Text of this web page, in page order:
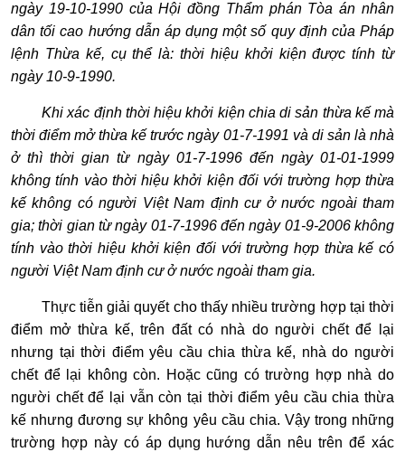
ngày 19-10-1990 của Hội đồng Thẩm phán Tòa án nhân
dân tối cao hướng dẫn áp dụng một số quy định của Pháp
lệnh Thừa kế, cụ thể là: thời hiệu khởi kiện được tính từ
ngày 10-9-1990.
Khi xác định thời hiệu khởi kiện chia di sản thừa kế mà
thời điểm mở thừa kế trước ngày 01-7-1991 và di sản là nhà
ở thì thời gian từ ngày 01-7-1996 đến ngày 01-01-1999
không tính vào thời hiệu khởi kiện đối với trường hợp thừa
kế không có người Việt Nam định cư ở nước ngoài tham
gia; thời gian từ ngày 01-7-1996 đến ngày 01-9-2006 không
tính vào thời hiệu khởi kiện đối với trường hợp thừa kế có
người Việt Nam định cư ở nước ngoài tham gia.
Thực tiễn giải quyết cho thấy nhiều trường hợp tại thời
điểm mở thừa kế, trên đất có nhà do người chết để lại
nhưng tại thời điểm yêu cầu chia thừa kế, nhà do người
chết để lại không còn. Hoặc cũng có trường hợp nhà do
người chết để lại vẫn còn tại thời điểm yêu cầu chia thừa
kế nhưng đương sự không yêu cầu chia. Vậy trong những
trường hợp này có áp dụng hướng dẫn nêu trên để xác